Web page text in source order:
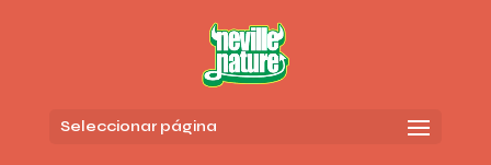
Seleccionar página